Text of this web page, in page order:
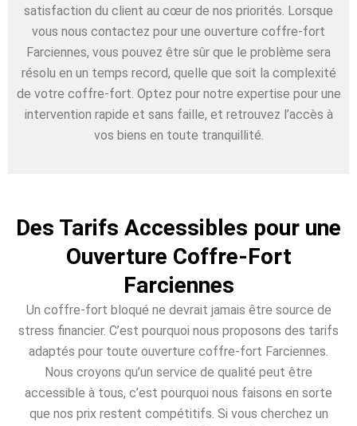
satisfaction du client au cœur de nos priorités. Lorsque
vous nous contactez pour une ouverture coffre-fort
Farciennes, vous pouvez être sûr que le problème sera
résolu en un temps record, quelle que soit la complexité
de votre coffre-fort. Optez pour notre expertise pour une
intervention rapide et sans faille, et retrouvez l’accès à
vos biens en toute tranquillité.
Des Tarifs Accessibles pour une
Ouverture Coffre-Fort
Farciennes
Un coffre-fort bloqué ne devrait jamais être source de
stress financier. C’est pourquoi nous proposons des tarifs
adaptés pour toute ouverture coffre-fort Farciennes.
Nous croyons qu’un service de qualité peut être
accessible à tous, c’est pourquoi nous faisons en sorte
que nos prix restent compétitifs. Si vous cherchez un